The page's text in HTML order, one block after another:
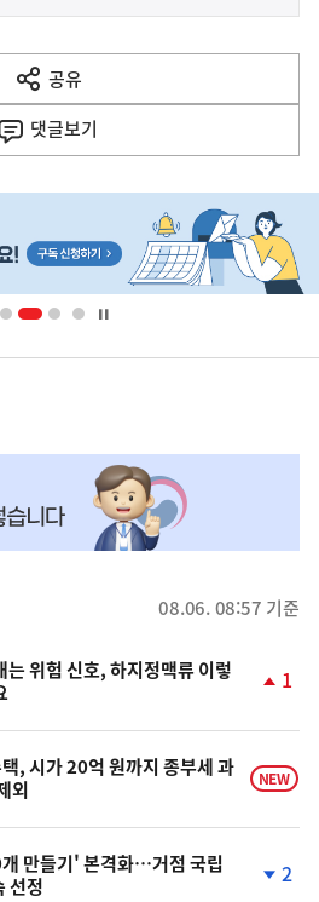
공유
열
기
댓글보기
08.06. 08:57 기준
는 위험 신호, 하지정맥류 이렇
상
승
1
, 시가 20억 원까지 종부세 과
외
NEW
만들기' 본격화…거점 국립
선정
2